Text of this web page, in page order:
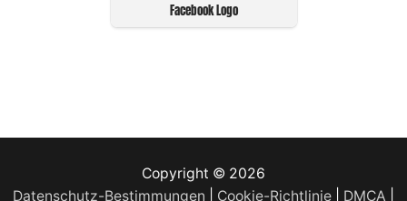
Facebook Logo
Copyright © 2026
Datenschutz-Bestimmungen
Cookie-Richtlinie DMCA